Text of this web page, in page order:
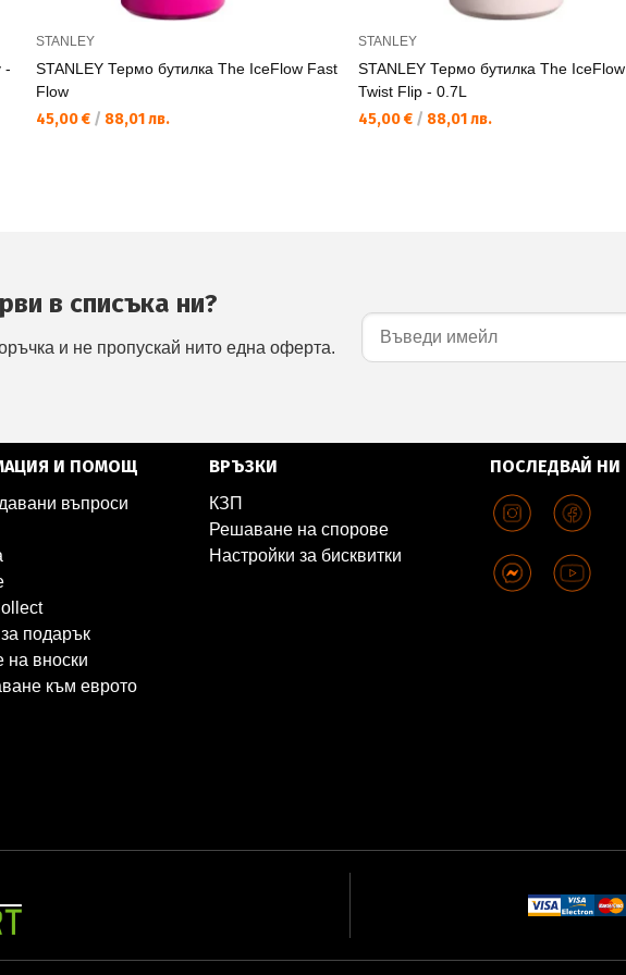
-
STANLEY
STANLEY Термо бутилка The IceFlow Fast
Flow
45,00 € / 88,01 лв.
STANLEY
STANLEY Термо бутилка The IceFlow
Twist Flip - 0.7L
45,00 € / 88,01 лв.
в списъка ни?
и не пропускай нито една оферта.
И ПОМОЩ
въпроси
подарък
вноски
към еврото
ВРЪЗКИ
КЗП
Решаване на спорове
Настройки за бисквитки
ПОСЛЕДВАЙ НИ